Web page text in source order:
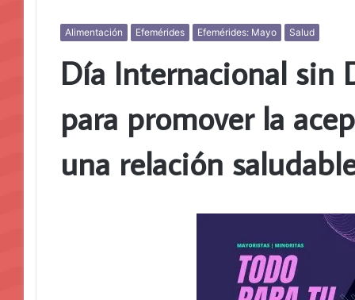
Alimentación Efemérides Efemérides: Mayo Salud
Día Internacional sin
para promover la
una relación